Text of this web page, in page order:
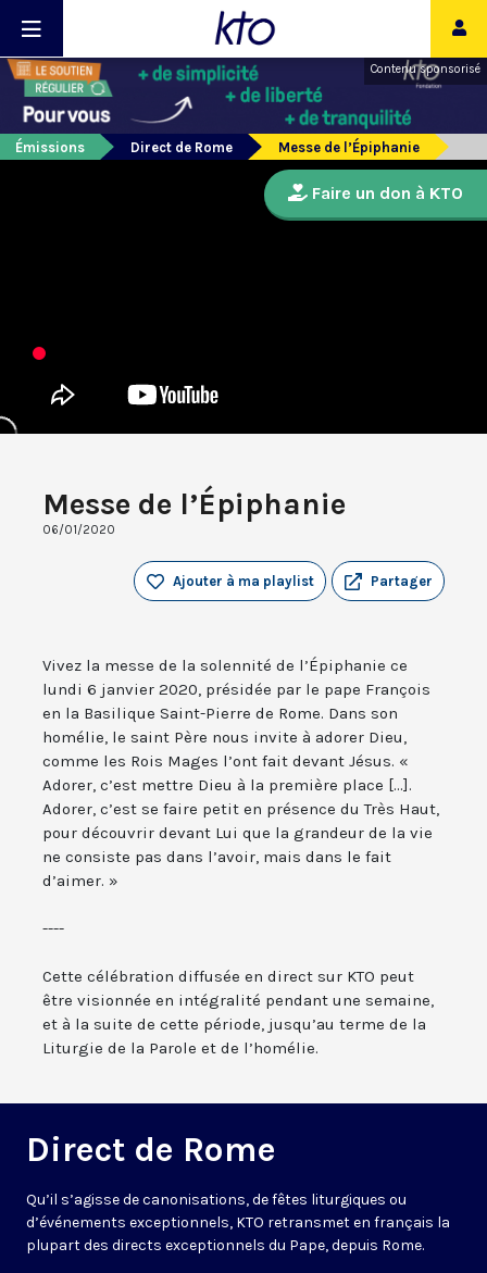
Contenu sponsorisé
Émissions Direct de Rome Messe de l’Épiphanie
Messe de l’Épiphanie
06/01/2020
Partager
Ajouter à ma playlist
Vivez la messe de la solennité de l’Épiphanie ce
lundi 6 janvier 2020, présidée par le pape François
en la Basilique Saint-Pierre de Rome. Dans son
homélie, le saint Père nous invite à adorer Dieu,
comme les Rois Mages l’ont fait devant Jésus. «
Adorer, c’est mettre Dieu à la première place [...].
Adorer, c’est se faire petit en présence du Très Haut,
pour découvrir devant Lui que la grandeur de la vie
ne consiste pas dans l’avoir, mais dans le fait
d’aimer. »
----
Cette célébration diffusée en direct sur KTO peut
être visionnée en intégralité pendant une semaine,
et à la suite de cette période, jusqu’au terme de la
Liturgie de la Parole et de l’homélie.
Direct de Rome
Qu’il s’agisse de canonisations, de fêtes liturgiques ou
d’événements exceptionnels, KTO retransmet en français la
plupart des directs exceptionnels du Pape, depuis Rome.
Faire un don à KTO